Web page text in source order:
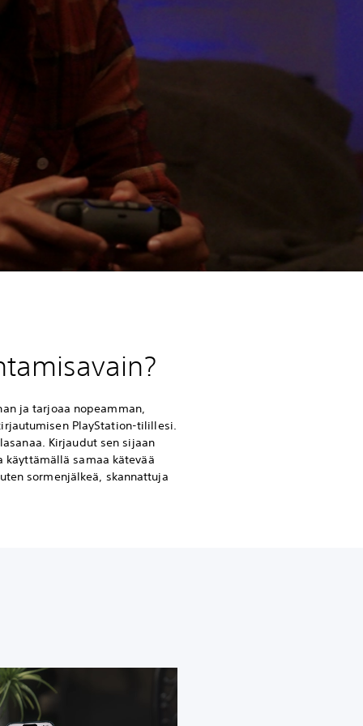
ja tarjoaa nopeamman,
PlayStation-tilillesi.
Kirjaudut sen sijaan
samaa kätevää
sormenjälkeä, skannattuja